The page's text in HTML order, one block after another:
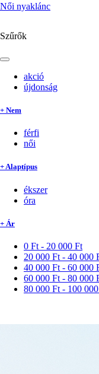
Női nyaklánc
Szűrők
akció
újdonság
+ Nem
férfi
női
+ Alaptípus
ékszer
óra
+ Ár
0 Ft - 20 000 Ft
20 000 Ft - 40 000
40 000 Ft - 60 000
60 000 Ft - 80 000
80 000 Ft - 100